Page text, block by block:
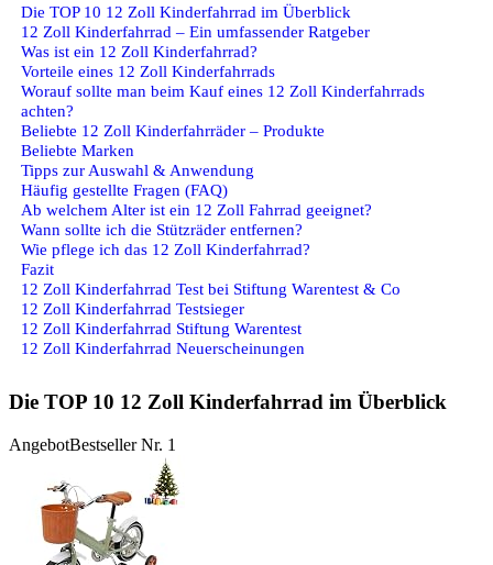
Die TOP 10 12 Zoll Kinderfahrrad im Überblick
12 Zoll Kinderfahrrad – Ein umfassender Ratgeber
Was ist ein 12 Zoll Kinderfahrrad?
Vorteile eines 12 Zoll Kinderfahrrads
Worauf sollte man beim Kauf eines 12 Zoll Kinderfahrrads
achten?
Beliebte 12 Zoll Kinderfahrräder – Produkte
Beliebte Marken
Tipps zur Auswahl & Anwendung
Häufig gestellte Fragen (FAQ)
Ab welchem Alter ist ein 12 Zoll Fahrrad geeignet?
Wann sollte ich die Stützräder entfernen?
Wie pflege ich das 12 Zoll Kinderfahrrad?
Fazit
12 Zoll Kinderfahrrad Test bei Stiftung Warentest & Co
12 Zoll Kinderfahrrad Testsieger
12 Zoll Kinderfahrrad Stiftung Warentest
12 Zoll Kinderfahrrad Neuerscheinungen
Die TOP 10 12 Zoll Kinderfahrrad im Überblick
AngebotBestseller Nr. 1